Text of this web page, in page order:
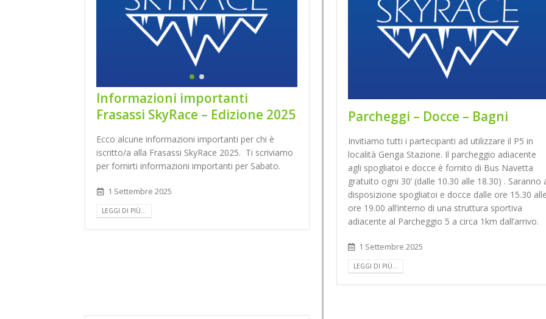
Informazioni importanti
Frasassi SkyRace – Edizione 2025
Ecco alcune informazioni importanti per chi è
iscritto/a alla Frasassi SkyRace 2025. Ti scriviamo
per fornirti informazioni importanti per Sabato.
1 Settembre 2025
LEGGI DI PIÙ...
Parcheggi – Docce – Bagni
Invitiamo tutti i partecipanti ad utilizzare il P5 in
località Genga Stazione. Il parcheggio adiacente
agli spogliatoi e docce è fornito di Bus Navetta
gratuito ogni 30’ (dalle 10.30 alle 18.30) . Saranno
disposizione spogliatoi e docce dalle ore 15.30
ore 19.00 all’interno di una struttura sportiva
adiacente al Parcheggio 5 a circa 1km dall’arrivo.
1 Settembre 2025
LEGGI DI PIÙ...